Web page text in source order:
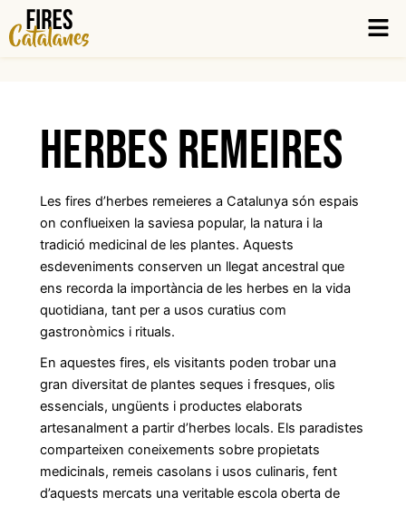
Herbes remeires
Les fires d’herbes remeieres a Catalunya són espais
on conflueixen la saviesa popular, la natura i la
tradició medicinal de les plantes. Aquests
esdeveniments conserven un llegat ancestral que
ens recorda la importància de les herbes en la vida
quotidiana, tant per a usos curatius com
gastronòmics i rituals.
En aquestes fires, els visitants poden trobar una
gran diversitat de plantes seques i fresques, olis
essencials, ungüents i productes elaborats
artesanalment a partir d’herbes locals. Els paradistes
comparteixen coneixements sobre propietats
medicinals, remeis casolans i usos culinaris, fent
d’aquests mercats una veritable escola oberta de